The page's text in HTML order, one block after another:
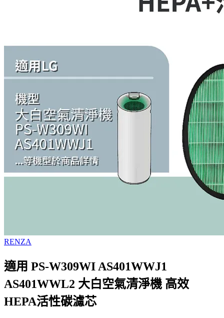
RENZA
適用 PS-W309WI AS401WWJ1
AS401WWL2 大白空氣清淨機 高效
HEPA活性碳濾芯